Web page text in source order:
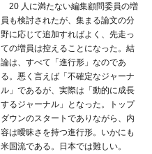
20 人に満たない編集顧問委員の増
員も検討されたが、集まる論文の分
野に応じて追加すればよく、先走っ
ての増員は控えることになった。結
論は、すべて「進行形」なのであ
る。悪く言えば「不確定なジャーナ
ル」であるが、実際は「動的に成長
するジャーナル」となった。トップ
ダウンのスタートでありながら、内
容は曖昧さを持つ進行形。いかにも
米国流である。日本では難しい。